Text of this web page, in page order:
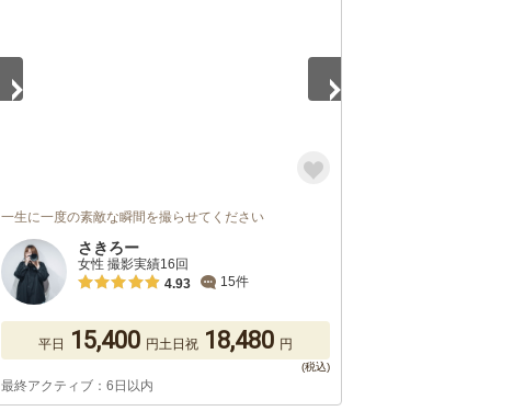
一生に一度の素敵な瞬間を撮らせてください
さきろー
女性 撮影実績16回
4.93
15件
平日 15,400 円土日祝 18,480 円
最終アクティブ：6日以内